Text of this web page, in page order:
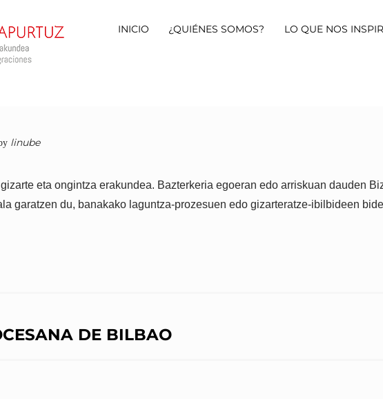
INICIO ¿QUIÉNES SOMOS? LO QUE NOS
linube
eta ongintza erakundea. Bazterkeria egoeran edo arriskuan dauden
garatzen du, banakako laguntza-prozesuen edo gizarteratze-ibilbideen
DE BILBAO